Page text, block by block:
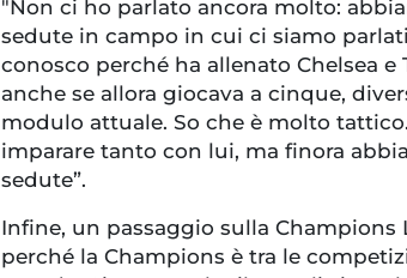
"Non ci ho parlato ancora molto:
sedute in campo in cui ci siamo
conosco perché ha allenato Chelsea
anche se allora giocava a cinque,
modulo attuale. So che è molto
imparare tanto con lui, ma finora
sedute”.
Infine, un passaggio sulla Champions
perché la Champions è tra le